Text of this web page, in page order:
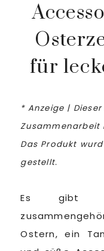
für
* Anzeige |
Das Produkt
gestellt.
Es gibt
Ostern, ein